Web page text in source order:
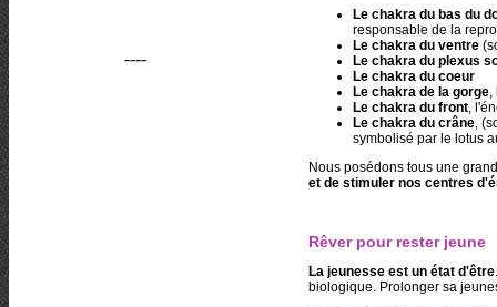
----
Le chakra du bas du
responsable de la
Le chakra du ventre
Le chakra du plexus
Le chakra du coeur
Le chakra de la gorge,
Le chakra du front,
Le chakra du crâne,
symbolisé par le lotus
Nous posédons tous une
et de stimuler nos centres
Rêver pour rester jeune
La jeunesse est un état d'être
biologique. Prolonger sa